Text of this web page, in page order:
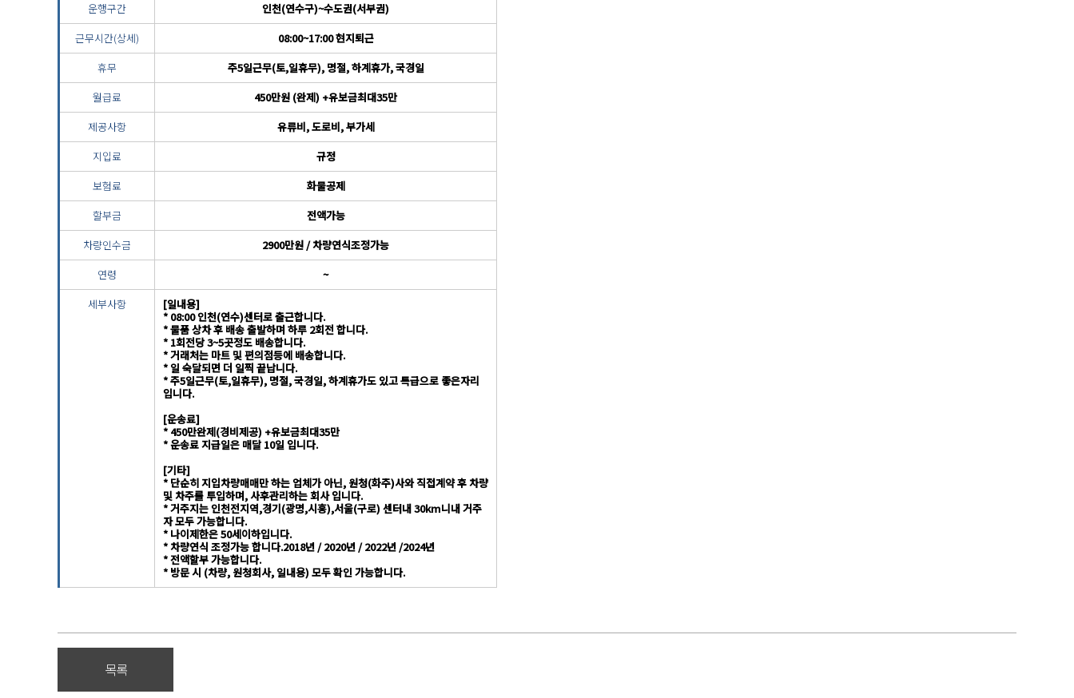
운행구간
인천(연수구)~수도권(서부권)
근무시간(상세)
08:00~17:00 현지퇴근
휴무
주5일근무(토,일휴무), 명절, 하계휴가, 국경일
월급료
450만원 (완제) +유보금최대35만
제공사항
유류비, 도로비, 부가세
지입료
규정
보험료
화물공제
할부금
전액가능
차량인수금
2900만원 / 차량연식조정가능
연령
~
세부사항
[일내용]
* 08:00 인천(연수)센터로 출근합니다.
* 물품 상차 후 배송 출발하며 하루 2회전 합니다.
* 1회전당 3~5곳정도 배송합니다.
* 거래처는 마트 및 편의점등에 배송합니다.
* 일 숙달되면 더 일찍 끝납니다.
* 주5일근무(토,일휴무), 명절, 국경일, 하계휴가도 있고 특급으로 좋은자리
입니다.
[운송료]
* 450만완제(경비제공) +유보금최대35만
* 운송료 지급일은 매달 10일 입니다.
[기타]
* 단순히 지입차량매매만 하는 업체가 아닌, 원청(화주)사와 직접계약 후 차량
및 차주를 투입하며, 사후관리하는 회사 입니다.
* 거주지는 인천전지역,경기(광명,시흥),서울(구로) 센터내 30km니내 거주
자 모두 가능합니다.
* 나이제한은 50세이하입니다.
* 차량연식 조정가능 합니다.2018년 / 2020년 / 2022년 /2024년
* 전액할부 가능합니다.
* 방문 시 (차량, 원청회사, 일내용) 모두 확인 가능합니다.
목록